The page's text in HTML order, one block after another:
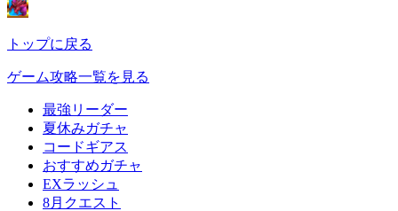
トップに戻る
ゲーム攻略一覧を見る
最強リーダー
夏休みガチャ
コードギアス
おすすめガチャ
EXラッシュ
8月クエスト